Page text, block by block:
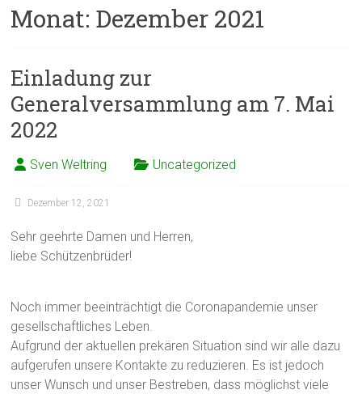
Monat: Dezember 2021
Einladung zur
Generalversammlung am 7. Mai
2022
Sven Weltring Uncategorized
Dezember 12, 2021
Sehr geehrte Damen und Herren,
liebe Schützenbrüder!
Noch immer beeinträchtigt die Coronapandemie unser
gesellschaftliches Leben.
Aufgrund der aktuellen prekären Situation sind wir alle dazu
aufgerufen unsere Kontakte zu reduzieren. Es ist jedoch
unser Wunsch und unser Bestreben, dass möglichst viele